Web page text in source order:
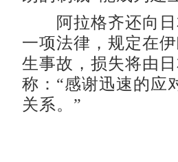
阿拉格齐还向日
一项法律，规定在
生事故，损失将由
称：“感谢迅速的应
关系。”